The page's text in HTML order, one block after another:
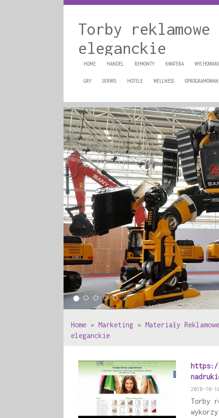
Torby
eleganckie
HOME HANDEL REMONTY KWATERA
GRY SERWIS HOTELE WELLNESS
Home » Marketing »
Materiały Reklamowe
eleganckie
2018-10-
Torby